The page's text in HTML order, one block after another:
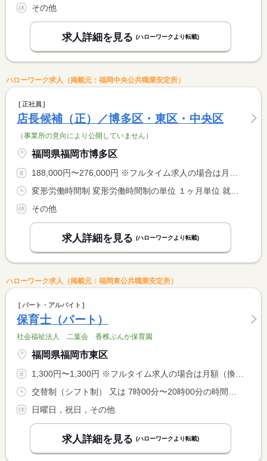
その他
求人詳細を見る (ハローワークより転載)
ハローワーク求人（掲載元：福岡中央公共職業安定所）
正社員
店長候補（正）／博多区・東区・中央区
（事業所の意向により公開していません）
福岡県福岡市博多区
188,000円〜276,000円 ※フルタイム求人の場合は月額（換算額）、パート求人の場合は時間額を表示しています。
その他
求人詳細を見る (ハローワークより転載)
ハローワーク求人（掲載元：福岡東公共職業安定所）
パート・アルバイト
保育士（パート）
社会福祉法人 二葉会 香椎ぶんか保育園
福岡県福岡市東区
1,300円〜1,300円 ※フルタイム求人の場合は月額（換算額）、パート求人の場合は時間額を表示しています。
日曜日，祝日，その他
求人詳細を見る (ハローワークより転載)